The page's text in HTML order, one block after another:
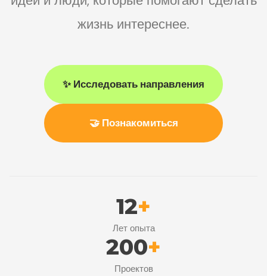
жизнь интереснее.
✨ Исследовать направления
🤝 Познакомиться
12+
Лет опыта
200+
Проектов